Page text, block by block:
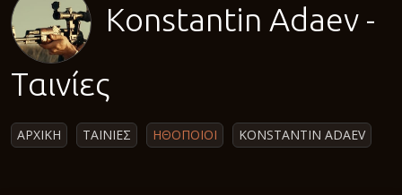
Αισθησιακές
Γουέστερν
Konstantin Adaev -
Ταινίες
ΑΡΧΙΚΗ ΤΑΙΝΙΕΣ ΗΘΟΠΟΙΟΙ KONSTANTIN ADAEV